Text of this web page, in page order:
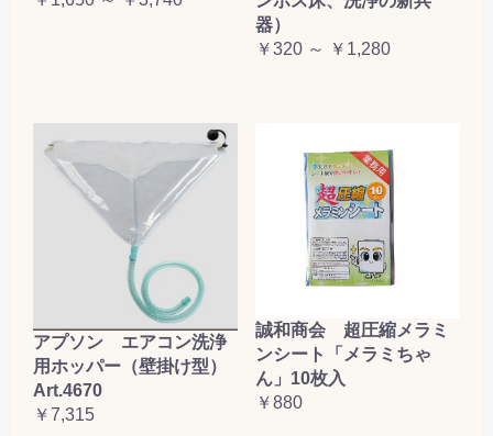
器）
￥320 ～ ￥1,280
アプソン エアコン洗浄
用ホッパー（壁掛け型）
Art.4670
￥7,315
誠和商会 超圧縮メラミ
ンシート「メラミちゃ
ん」10枚入
￥880